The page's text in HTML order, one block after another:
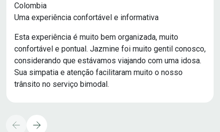
Colombia
Uma experiência confortável e informativa
Esta experiência é muito bem organizada, muito
confortável e pontual. Jazmine foi muito gentil conosco,
considerando que estávamos viajando com uma idosa.
Sua simpatia e atenção facilitaram muito o nosso
trânsito no serviço bimodal.